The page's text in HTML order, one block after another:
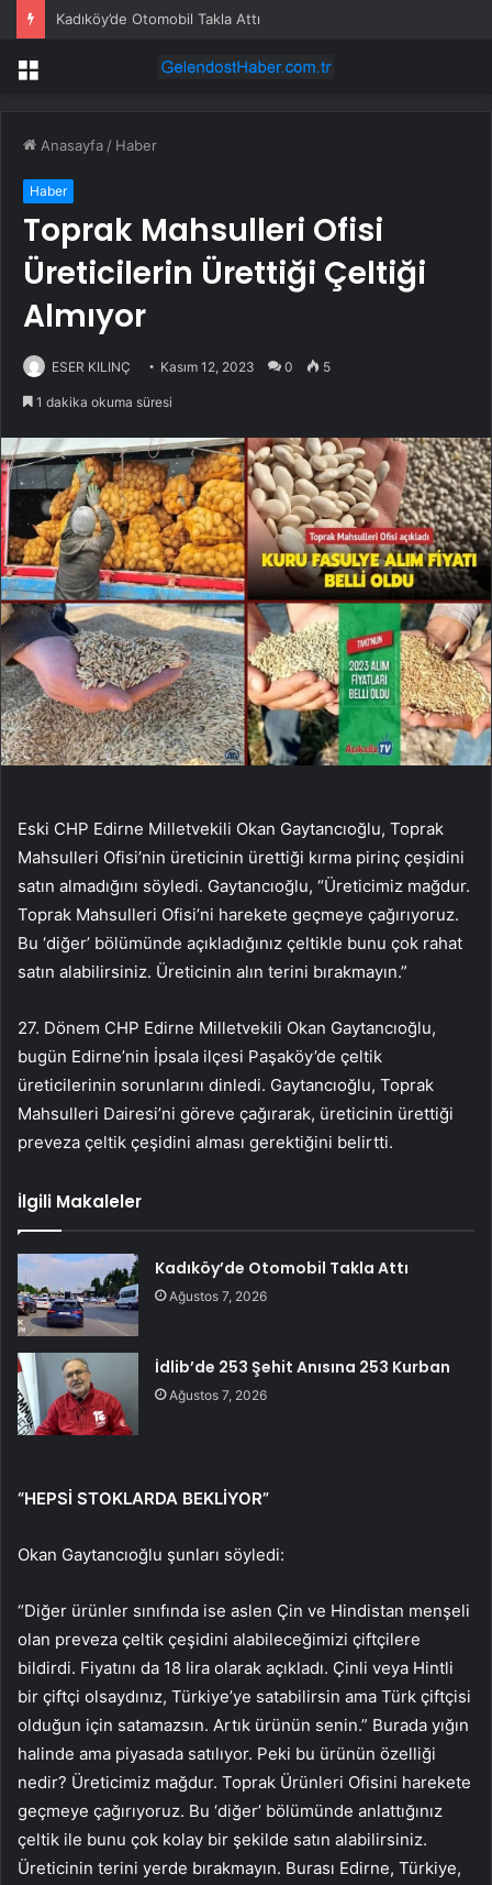
Kadıköy’de Otomobil Takla Attı
Menü
Anasayfa / Haber
Haber
Toprak Mahsulleri Ofisi
Üreticilerin Ürettiği Çeltiği
Almıyor
ESER KILINÇ Kasım 12, 2023 0 5
1 dakika okuma süresi
Eski CHP Edirne Milletvekili Okan Gaytancıoğlu, Toprak
Mahsulleri Ofisi’nin üreticinin ürettiği kırma pirinç çeşidini
satın almadığını söyledi. Gaytancıoğlu, “Üreticimiz mağdur.
Toprak Mahsulleri Ofisi’ni harekete geçmeye çağırıyoruz.
Bu ‘diğer’ bölümünde açıkladığınız çeltikle bunu çok rahat
satın alabilirsiniz. Üreticinin alın terini bırakmayın.”
27. Dönem CHP Edirne Milletvekili Okan Gaytancıoğlu,
bugün Edirne’nin İpsala ilçesi Paşaköy’de çeltik
üreticilerinin sorunlarını dinledi. Gaytancıoğlu, Toprak
Mahsulleri Dairesi’ni göreve çağırarak, üreticinin ürettiği
preveza çeltik çeşidini alması gerektiğini belirtti.
İlgili Makaleler
Kadıköy’de Otomobil Takla Attı
Ağustos 7, 2026
İdlib’de 253 Şehit Anısına 253 Kurban
Ağustos 7, 2026
“HEPSİ STOKLARDA BEKLİYOR”
Okan Gaytancıoğlu şunları söyledi:
“Diğer ürünler sınıfında ise aslen Çin ve Hindistan menşeli
olan preveza çeltik çeşidini alabileceğimizi çiftçilere
bildirdi. Fiyatını da 18 lira olarak açıkladı. Çinli veya Hintli
bir çiftçi olsaydınız, Türkiye’ye satabilirsin ama Türk çiftçisi
olduğun için satamazsın. Artık ürünün senin.” Burada yığın
halinde ama piyasada satılıyor. Peki bu ürünün özelliği
nedir? Üreticimiz mağdur. Toprak Ürünleri Ofisini harekete
geçmeye çağırıyoruz. Bu ‘diğer’ bölümünde anlattığınız
çeltik ile bunu çok kolay bir şekilde satın alabilirsiniz.
Üreticinin terini yerde bırakmayın. Burası Edirne, Türkiye,